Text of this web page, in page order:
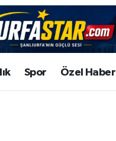
Spor Özel Haber
Eczaneler
Durumu